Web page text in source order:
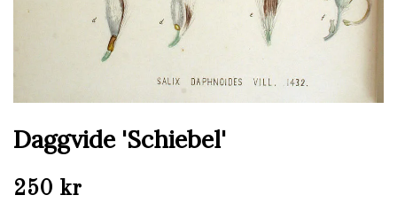
Daggvide 'Schiebel'
250 kr